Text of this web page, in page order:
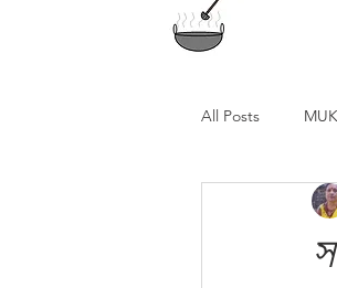
All Posts